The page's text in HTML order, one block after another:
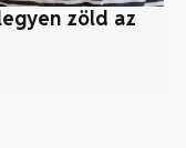
zöld az